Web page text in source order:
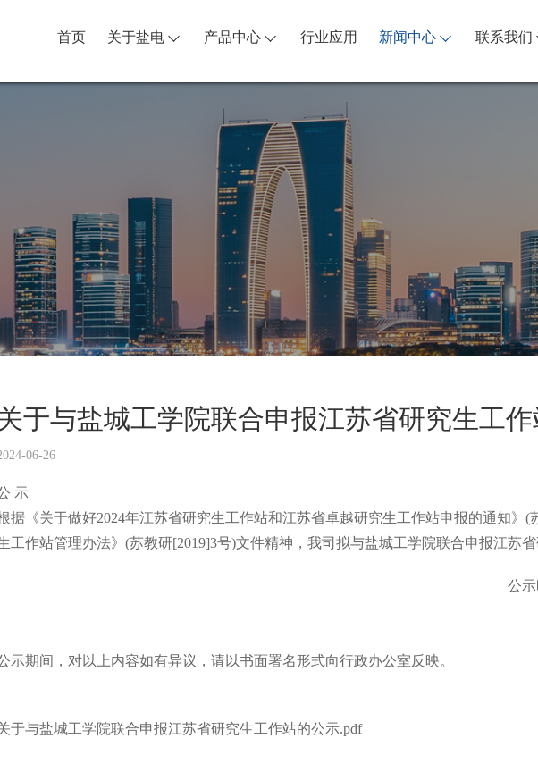
首页 关于盐电 产品中心 行业应用 新闻中心 联系我们
于与盐城工学院联合申报江苏省研究生工
06-26
示
据《关于做好2024年江苏省研究生工作站和江苏省卓越研究生工作站申报的通知》(
工作站管理办法》(苏教研[2019]3号)文件精神，我司拟与盐城工学院联合申报江苏
公示
示期间，对以上内容如有异议，请以书面署名形式向行政办公室反映。
于与盐城工学院联合申报江苏省研究生工作站的公示.pdf